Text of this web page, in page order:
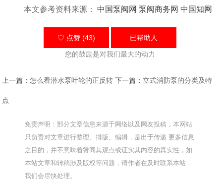
本文参考资料来源： 中国泵阀网 泵阀商务网 中国知网
♡ 点赞 (43) 已帮助 人
您的鼓励是对我们最大的动力
上一篇：怎么看潜水泵叶轮的正反转 下一篇： 立式消防泵的分类及特
点
免责声明：部分文章信息来源于网络以及网友投稿，本网站
只负责对文章进行整理、排版、编辑，是出于传递 更多信息
之目的，并不意味着赞同其观点或证实其内容的真实性，如
本站文章和转稿涉及版权等问题，请作者在及时联系本站，
我们会尽快处理。